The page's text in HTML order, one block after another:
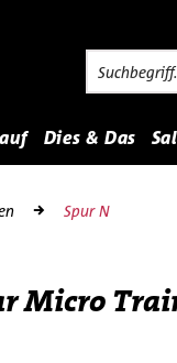
Dies & Das
Spur N
Micro